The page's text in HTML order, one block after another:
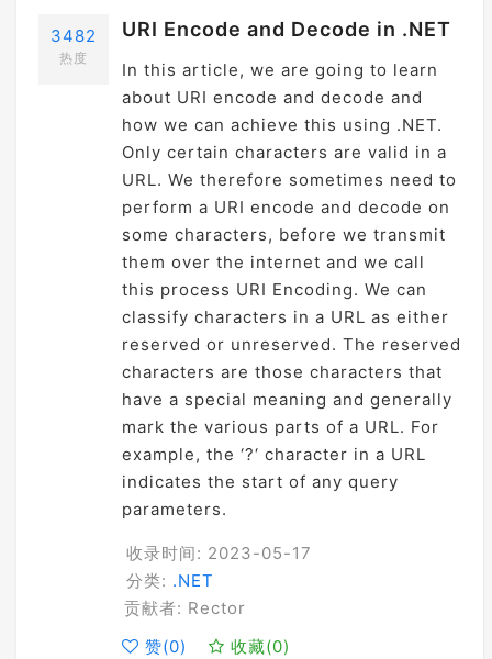
3482
热度
URI Encode and Decode in .NET
In this article, we are going to learn
about URI encode and decode and
how we can achieve this using .NET.
Only certain characters are valid in a
URL. We therefore sometimes need to
perform a URI encode and decode on
some characters, before we transmit
them over the internet and we call
this process URI Encoding. We can
classify characters in a URL as either
reserved or unreserved. The reserved
characters are those characters that
have a special meaning and generally
mark the various parts of a URL. For
example, the ‘?‘ character in a URL
indicates the start of any query
parameters.
收录时间: 2023-05-17
分类: .NET
贡献者: Rector
赞(0) 收藏(0)